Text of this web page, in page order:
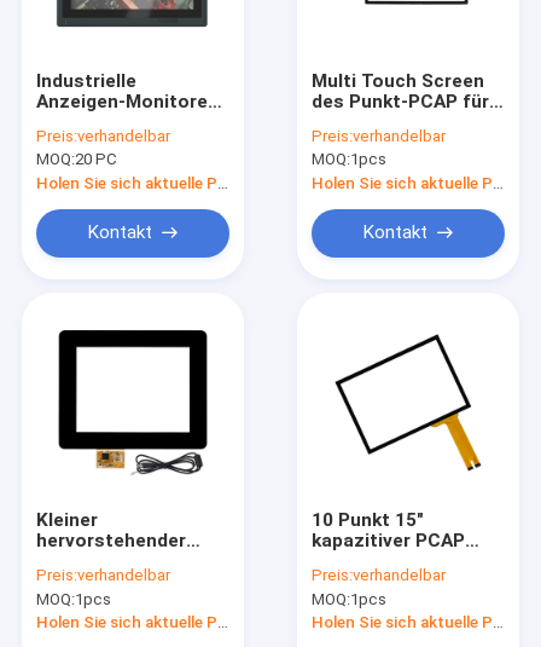
Industrielle
Anzeigen-Monitoren
widerstrebender
kapazitiver Touch
Screen 1024x768
Preis:verhandelbar
MOQ:20 PC
Kontakt
Multi Touch Screen
des Punkt-PCAP für
Eingangsspannung
5V
Preis:verhandelbar
MOQ:1pcs
Kontakt
Kleiner
hervorstehender
Touch Screen für
Spielautomaten 8,4
Zoll
Preis:verhandelbar
MOQ:1pcs
Holen Sie sich aktuelle Preis
10 Punkt 15"
kapazitiver PCAP
mit USB-
Schnittstelle
Preis:verhandelbar
MOQ:1pcs
Holen Sie sich aktuelle Preis